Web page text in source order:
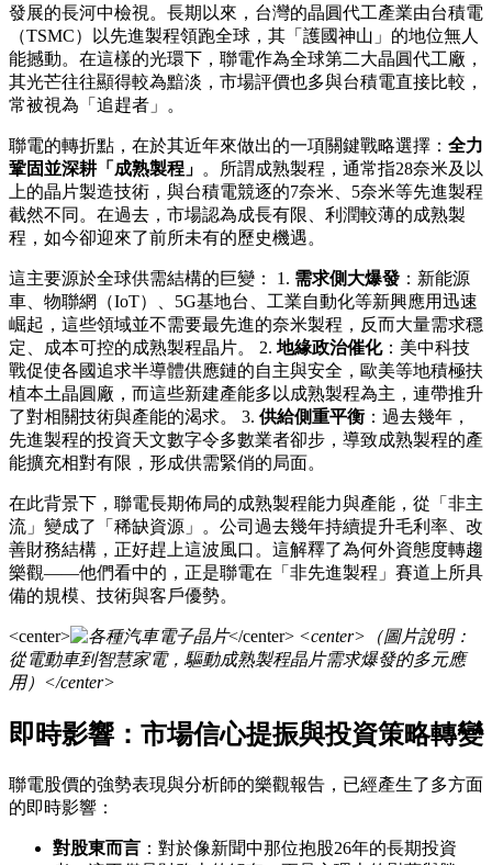
發展的長河中檢視。長期以來，台灣的晶圓代工產業由台積電
（TSMC）以先進製程領跑全球，其「護國神山」的地位無人
能撼動。在這樣的光環下，聯電作為全球第二大晶圓代工廠，
其光芒往往顯得較為黯淡，市場評價也多與台積電直接比較，
常被視為「追趕者」。
聯電的轉折點，在於其近年來做出的一項關鍵戰略選擇： 全力
鞏固並深耕「成熟製程」 。所謂成熟製程，通常指28奈米及以
上的晶片製造技術，與台積電競逐的7奈米、5奈米等先進製程
截然不同。在過去，市場認為成長有限、利潤較薄的成熟製
程，如今卻迎來了前所未有的歷史機遇。
這主要源於全球供需結構的巨變： 1. 需求側大爆發 ：新能源
車、物聯網（IoT）、5G基地台、工業自動化等新興應用迅速
崛起，這些領域並不需要最先進的奈米製程，反而大量需求穩
定、成本可控的成熟製程晶片。 2. 地緣政治催化：美中科技
戰促使各國追求半導體供應鏈的自主與安全，歐美等地積極扶
植本土晶圓廠，而這些新建產能多以成熟製程為主，連帶推升
了對相關技術與產能的渴求。 3. 供給側重平衡 ：過去幾年，
先進製程的投資天文數字令多數業者卻步，導致成熟製程的產
能擴充相對有限，形成供需緊俏的局面。
在此背景下，聯電長期佈局的成熟製程能力與產能，從「非主
流」變成了「稀缺資源」。公司過去幾年持續提升毛利率、改
善財務結構，正好趕上這波風口。這解釋了為何外資態度轉趨
樂觀——他們看中的，正是聯電在「非先進製程」賽道上所具
備的規模、技術與客戶優勢。
<center> </center> <center>（圖片說明：
從電動車到智慧家電，驅動成熟製程晶片需求爆發的多元應
用）</center>
即時影響：市場信心提振與投資策略轉變
聯電股價的強勢表現與分析師的樂觀報告，已經產生了多方面
的即時影響：
對股東而言 ：對於像新聞中那位抱股26年的長期投資